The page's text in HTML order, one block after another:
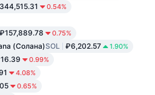
0.54%
₽157,889.78 0.75%
(Солана)SOL ₽6,202.57 1.90%
0.99%
4.08%
0.65%